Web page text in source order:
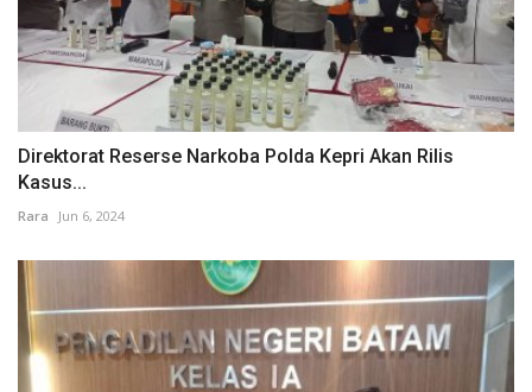
Direktorat Reserse Narkoba Polda Kepri Akan Rilis
Kasus...
Rara Jun 6, 2024